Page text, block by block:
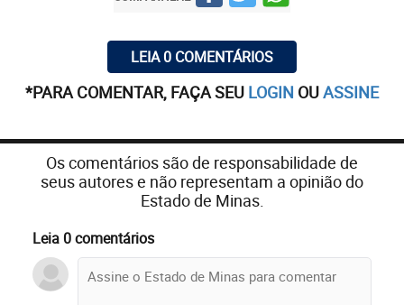
LEIA 0 COMENTÁRIOS
*PARA COMENTAR, FAÇA SEU LOGIN OUASSINE
Os comentários são de responsabilidade de
seus autores e não representam a opinião do
Estado de Minas.
Leia 0 comentários